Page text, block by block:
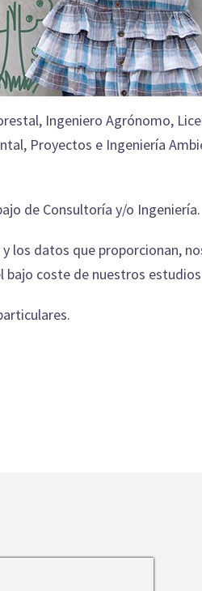
Ingeniero Agrónomo,
Proyectos e Ingeniería
de Consultoría y/o Ingeniería.
los datos que proporcionan,
coste de nuestros